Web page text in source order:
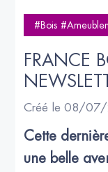
#Bois
FRANCE
Créé le 08/
Cette
une belle